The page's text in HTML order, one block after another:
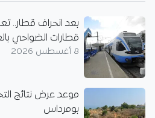
بعد انحراف
قطارات الضواحي
8 أغسطس 2026
موعد عرض نتائج
بومرداس